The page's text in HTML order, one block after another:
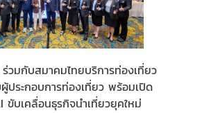
วมกับสมาคมไทยบริการท่องเที่ยว
ประกอบการท่องเที่ยว พร้อมเปิด
ขับเคลื่อนธุรกิจนำเที่ยวยุคใหม่